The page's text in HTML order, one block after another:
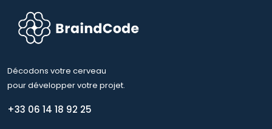
Décodons votre cerveau
pour développer votre projet.
+33 06 14 18 92 25